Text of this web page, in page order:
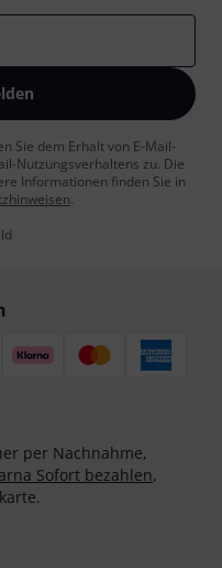
Sie dem Erhalt von E-Mail-
Nutzungsverhaltens zu. Die
Informationen finden Sie in
.
per Nachnahme,
Sofort bezahlen,